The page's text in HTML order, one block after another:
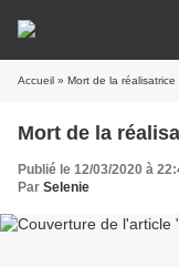
Accueil » Mort de la réalisatrice
Mort de la
Publié le 12/03/2020 à
Par Selenie